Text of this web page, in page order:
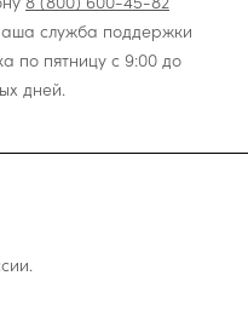
служба поддержки
по пятницу с 9:00 до
дней.